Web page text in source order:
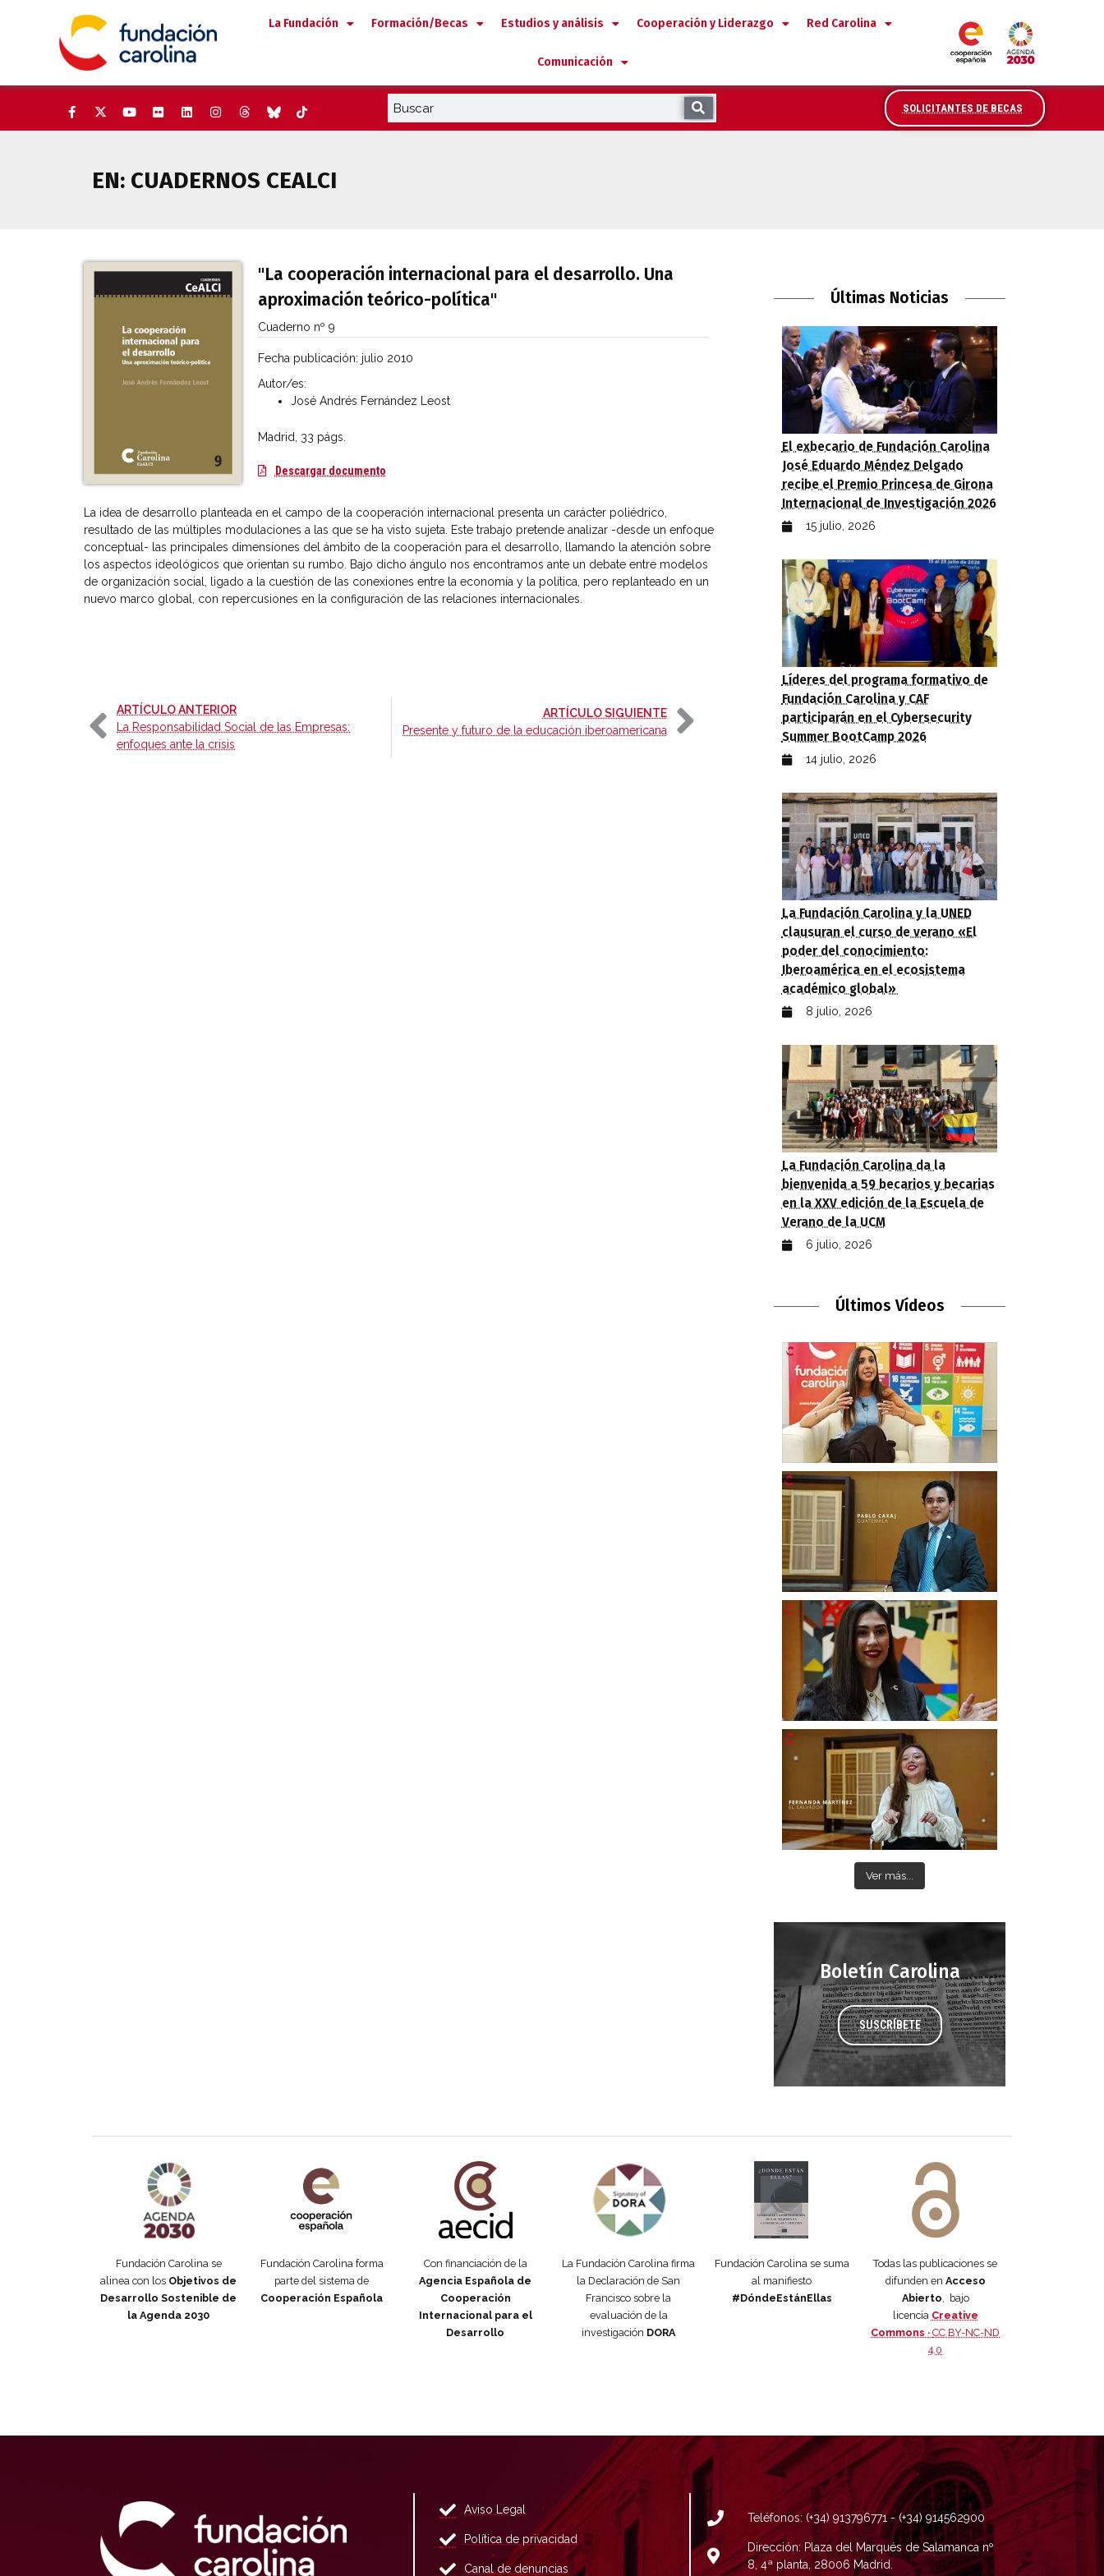
La Fundación Formación/Becas Estudios y análisis Cooperación y Liderazgo Red Carolina
Comunicación
SOLICITANTES DE BECAS
EN: CUADERNOS CEALCI
"La cooperación internacional para el desarrollo. Una
aproximación teórico-política"
Cuaderno nº 9
Fecha publicación: julio 2010
Autor/es:
José Andrés Fernández Leost
Madrid, 33 págs.
Descargar documentoLa cooperación internacional para el desarrollo. Una aproximación teórico-política (PDF)
La idea de desarrollo planteada en el campo de la cooperación internacional presenta un carácter poliédrico,
resultado de las múltiples modulaciones a las que se ha visto sujeta. Este trabajo pretende analizar -desde un enfoque
conceptual- las principales dimensiones del ámbito de la cooperación para el desarrollo, llamando la atención sobre
los aspectos ideológicos que orientan su rumbo. Bajo dicho ángulo nos encontramos ante un debate entre modelos
de organización social, ligado a la cuestión de las conexiones entre la economía y la política, pero replanteado en un
nuevo marco global, con repercusiones en la configuración de las relaciones internacionales.
ARTÍCULO ANTERIOR-
La Responsabilidad Social de las Empresas:
enfoques ante la crisis
ARTÍCULO SIGUIENTE-
Presente y futuro de la educación iberoamericana
Últimas Noticias
El exbecario de Fundación Carolina
José Eduardo Méndez Delgado
recibe el Premio Princesa de Girona
Internacional de Investigación 2026
15 julio, 2026
Líderes del programa formativo de
Fundación Carolina y CAF
participarán en el Cybersecurity
Summer BootCamp 2026
14 julio, 2026
La Fundación Carolina y la UNED
clausuran el curso de verano «El
poder del conocimiento:
Iberoamérica en el ecosistema
académico global»
8 julio, 2026
La Fundación Carolina da la
bienvenida a 59 becarios y becarias
en la XXV edición de la Escuela de
Verano de la UCM
6 julio, 2026
Últimos Vídeos
Ver más...
Boletín Carolina
SUSCRÍBETE
Fundación Carolina se
alinea con los Objetivos de
Desarrollo Sostenible de
la Agenda 2030
Fundación Carolina forma
parte del sistema de
Cooperación Española
Con financiación de la
Agencia Española de
Cooperación
Internacional para el
Desarrollo
La Fundación Carolina firma
la Declaración de San
Francisco sobre la
evaluación de la
investigación DORA
Fundación Carolina se suma
al manifiesto
#DóndeEstánEllas
Todas las publicaciones se
difunden en Acceso
Abierto , bajo
licencia Creative
Commons ·CC BY-NC-ND
4.0
Aviso Legal
Política de privacidad
Canal de denuncias
Teléfonos: (+34) 913796771 - (+34) 914562900
Dirección: Plaza del Marqués de Salamanca nº
8, 4ª planta, 28006 Madrid.